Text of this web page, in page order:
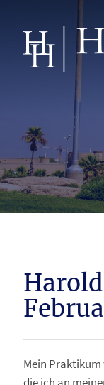
Mein Praktikum